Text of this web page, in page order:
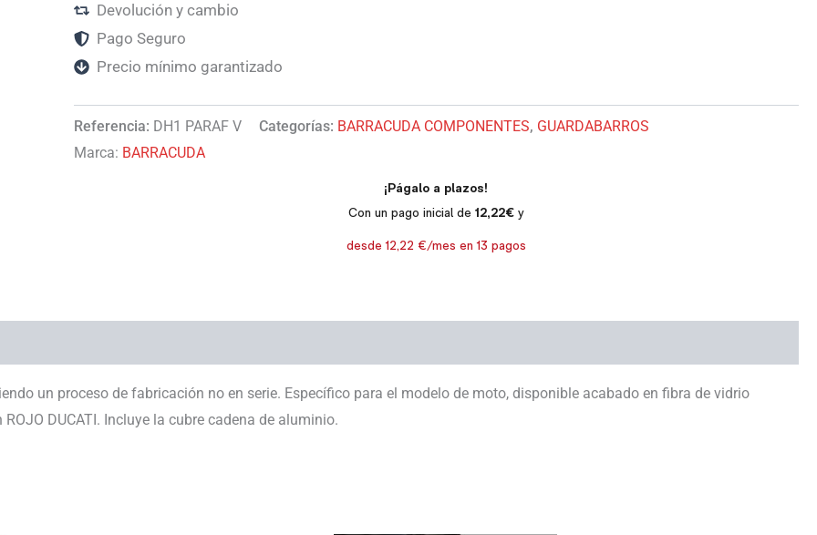
Devolución y cambio
Pago Seguro
Precio mínimo garantizado
Referencia: DH1 PARAF V Categorías: BARRACUDA COMPONENTES, GUARDABARROS
Marca: BARRACUDA
un proceso de fabricación no en serie. Específico para el modelo de moto, disponible acabado en fibra de vidrio
DUCATI. Incluye la cubre cadena de aluminio.